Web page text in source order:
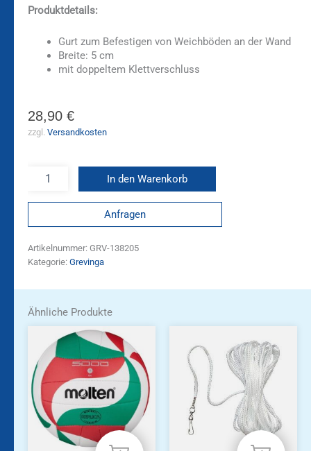
Produktdetails:
Gurt zum Befestigen von Weichböden an der Wand
Breite: 5 cm
mit doppeltem Klettverschluss
28,90 €
zzgl. Versandkosten
In den Warenkorb
Anfragen
Artikelnummer: GRV-138205
Kategorie: Grevinga
Ähnliche Produkte